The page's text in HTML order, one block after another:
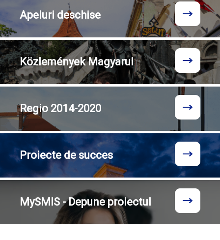
Apeluri deschise
KözleményekMagyarul
Regio 2014-2020
Proiecte de succes
MySMIS - Depune proiectul